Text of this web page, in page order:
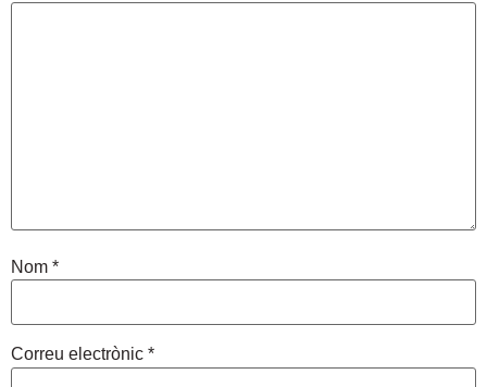
Nom *
Correu electrònic *